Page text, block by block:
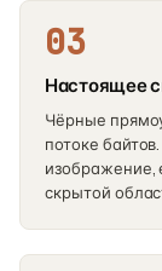
03
Настоящее
Чёрные
потоке
изображение,
скрытой